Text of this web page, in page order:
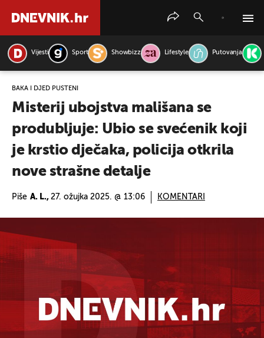
Vijesti Sport Showbizz Lifestyle Putovanja
BAKA I DJED PUŠTENI
Misterij ubojstva mališana se
produbljuje: Ubio se svećenik koji
je krstio dječaka, policija otkrila
nove strašne detalje
Piše A. L., 27. ožujka 2025. @ 13:06 KOMENTARI
PRETRAŽITE VIJESTI